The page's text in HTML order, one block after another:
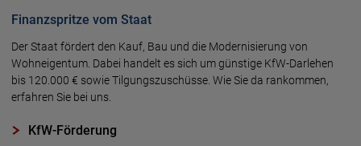
Finanzspritze vom Staat
Der Staat fördert den Kauf, Bau und die Modernisierung von
Wohneigentum. Dabei handelt es sich um günstige KfW-Darlehen
bis 120.000 € sowie Tilgungszuschüsse. Wie Sie da rankommen,
erfahren Sie bei uns.
KfW-Förderung